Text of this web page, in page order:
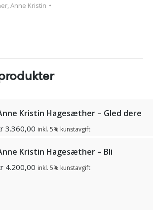
Anne Kristin
Kristin Hagesæther – Gled dere
3.360,00 inkl. 5% kunstavgift
Kristin Hagesæther – Bli
4.200,00 inkl. 5% kunstavgift